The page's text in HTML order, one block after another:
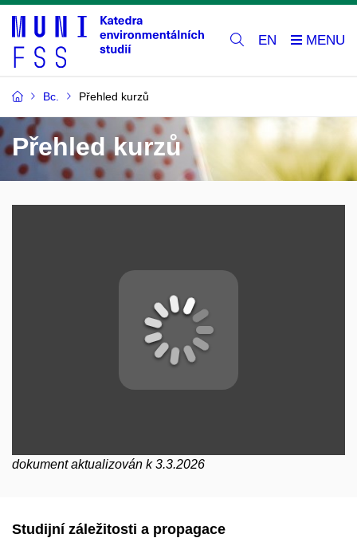
EN
Bc. Přehled kurzů
Přehled kurzů
dokument aktualizován k 3.3.2026
Studijní záležitosti a propagace